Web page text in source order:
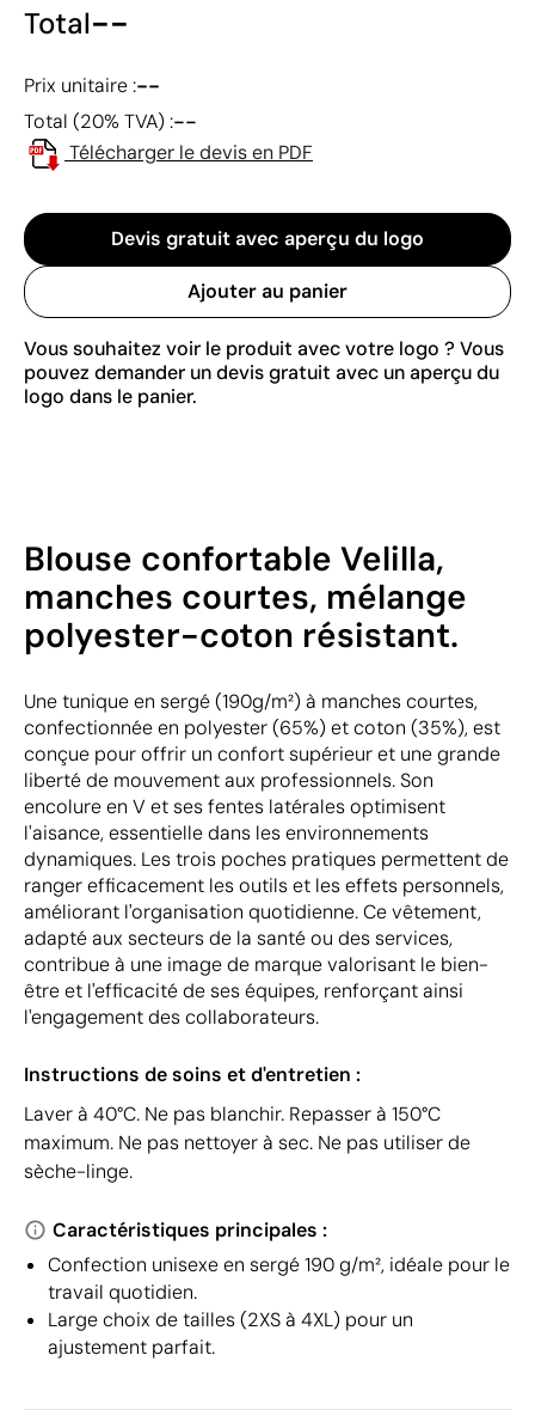
Total--
Prix unitaire :--
Total (20% TVA) :--
Télécharger le devis en PDF
Devis gratuit avec aperçu du logo
Ajouter au panier
Vous souhaitez voir le produit avec votre logo ? Vous
pouvez demander un devis gratuit avec un aperçu du
logo dans le panier.
Blouse confortable Velilla,
manches courtes, mélange
polyester-coton résistant.
Une tunique en sergé (190g/m²) à manches courtes,
confectionnée en polyester (65%) et coton (35%), est
conçue pour offrir un confort supérieur et une grande
liberté de mouvement aux professionnels. Son
encolure en V et ses fentes latérales optimisent
l'aisance, essentielle dans les environnements
dynamiques. Les trois poches pratiques permettent de
ranger efficacement les outils et les effets personnels,
améliorant l'organisation quotidienne. Ce vêtement,
adapté aux secteurs de la santé ou des services,
contribue à une image de marque valorisant le bien-
être et l'efficacité de ses équipes, renforçant ainsi
l'engagement des collaborateurs.
Instructions de soins et d'entretien :
Laver à 40°C. Ne pas blanchir. Repasser à 150°C
maximum. Ne pas nettoyer à sec. Ne pas utiliser de
sèche-linge.
Caractéristiques principales :
Confection unisexe en sergé 190 g/m², idéale pour le
travail quotidien.
Large choix de tailles (2XS à 4XL) pour un
ajustement parfait.